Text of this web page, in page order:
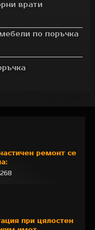
врати
по поръчка
ремонт се
при цялостен